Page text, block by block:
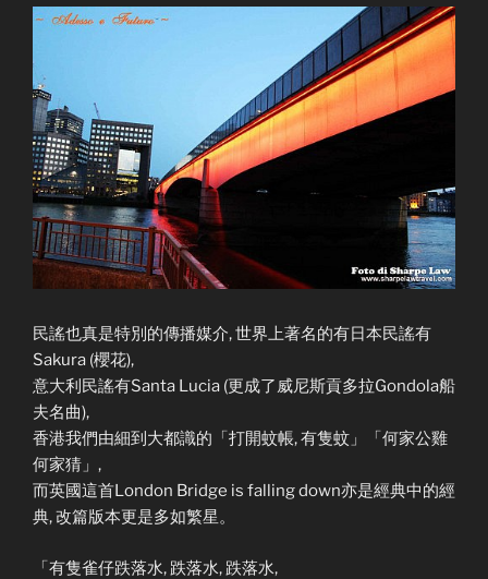
民謠也真是特別的傳播媒介, 世界上著名的有日本民謠有
Sakura (櫻花),
意大利民謠有Santa Lucia (更成了威尼斯貢多拉Gondola船
夫名曲),
香港我們由細到大都識的「打開蚊帳, 有隻蚊」「何家公雞
何家猜」,
而英國這首London Bridge is falling down亦是經典中的經
典, 改篇版本更是多如繁星。
「有隻雀仔跌落水, 跌落水, 跌落水,